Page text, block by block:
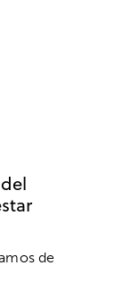
de